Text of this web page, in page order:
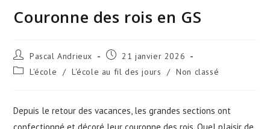
Couronne des rois en GS
Auteur/autrice
de
la
Pascal Andrieux
Publication
21 janvier 2026
Post L'école / L'école au fil des jours / Non classé
Depuis le retour des vacances, les grandes sections ont